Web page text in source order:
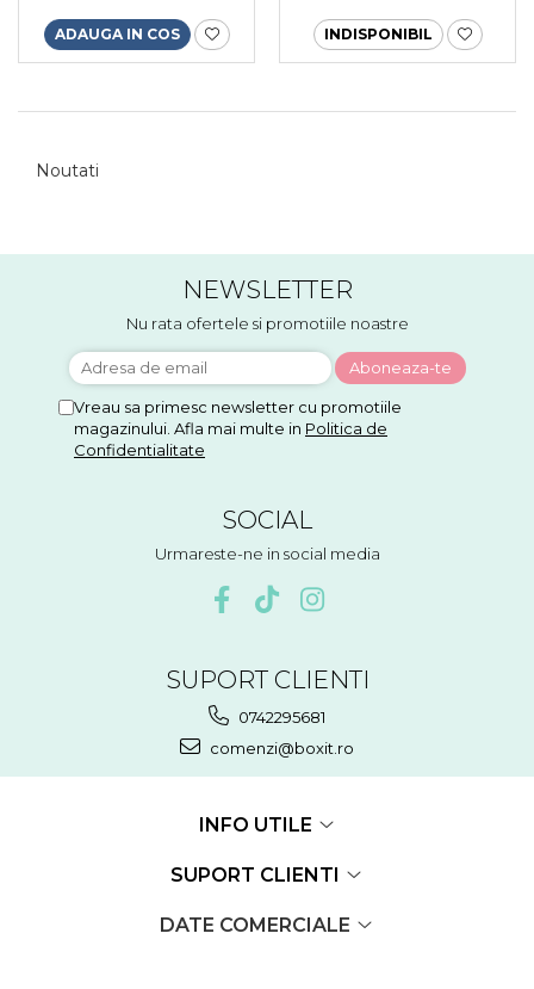
ADAUGA IN COS INDISPONIBIL
Noutati
NEWSLETTER
Nu rata ofertele si promotiile noastre
Vreau sa primesc newsletter cu promotiile
magazinului. Afla mai multe in Politica de
Confidentialitate
SOCIAL
Urmareste-ne in social media
SUPORT CLIENTI
0742295681
comenzi@boxit.ro
INFO UTILE
SUPORT CLIENTI
DATE COMERCIALE